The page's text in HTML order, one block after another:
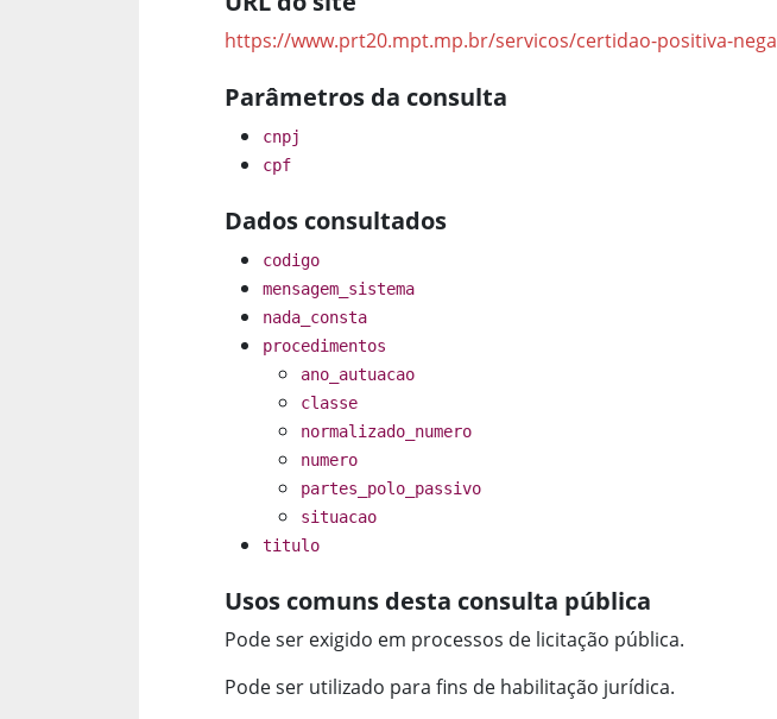
https://www.prt20.mpt.mp.br/servicos/certidao-positiva-
Parâmetros da consulta
cnpj
cpf
Dados consultados
codigo
mensagem_sistema
nada_consta
procedimentos
ano_autuacao
classe
normalizado_numero
numero
partes_polo_passivo
situacao
titulo
Usos comuns desta consulta pública
Pode ser exigido em processos de licitação pública.
Pode ser utilizado para fins de habilitação jurídica.